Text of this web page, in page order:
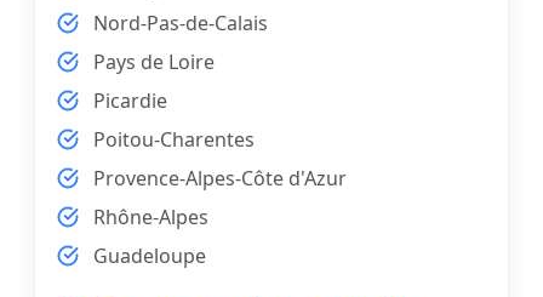
Nord-Pas-de-Calais
Pays de Loire
Picardie
Poitou-Charentes
Provence-Alpes-Côte d'Azur
Rhône-Alpes
Guadeloupe